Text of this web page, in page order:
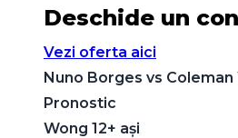
Deschide un
Vezi oferta aici
Nuno Borges vs Coleman
Pronostic
Wong 12+ ași